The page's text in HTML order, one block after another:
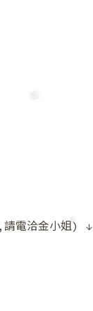
電洽金小姐) ↓